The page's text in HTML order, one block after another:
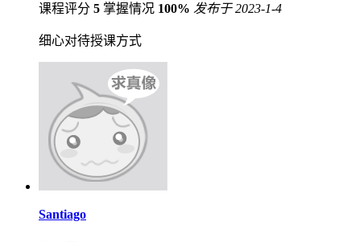
课程评分 5 掌握情况 100% 发布于 2023-1-4
细心对待授课方式
Santiago